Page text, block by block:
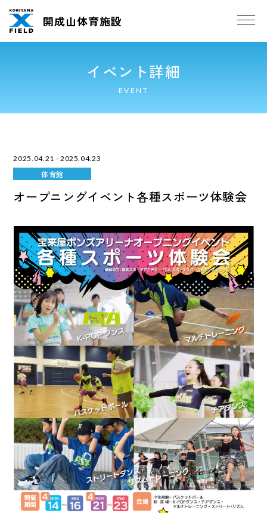
開成山体育施設
イベント詳細
EVENT
2025.04.21 - 2025.04.23
体育館
オープニングイベント各種スポーツ体験会